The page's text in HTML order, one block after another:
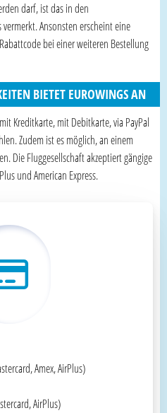
darf, ist das in den
Ansonsten erscheint eine
bei einer weiteren Bestellung
BIETET EUROWINGS AN
Kreditkarte, mit Debitkarte, via PayPal
Zudem ist es möglich, an einem
Die Fluggesellschaft akzeptiert gängige
und American Express.
Amex, AirPlus)
AirPlus)